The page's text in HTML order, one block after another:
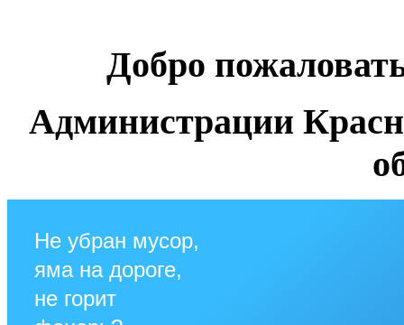
Добро
Администрации
Не убран мусор,
яма на дороге,
не горит